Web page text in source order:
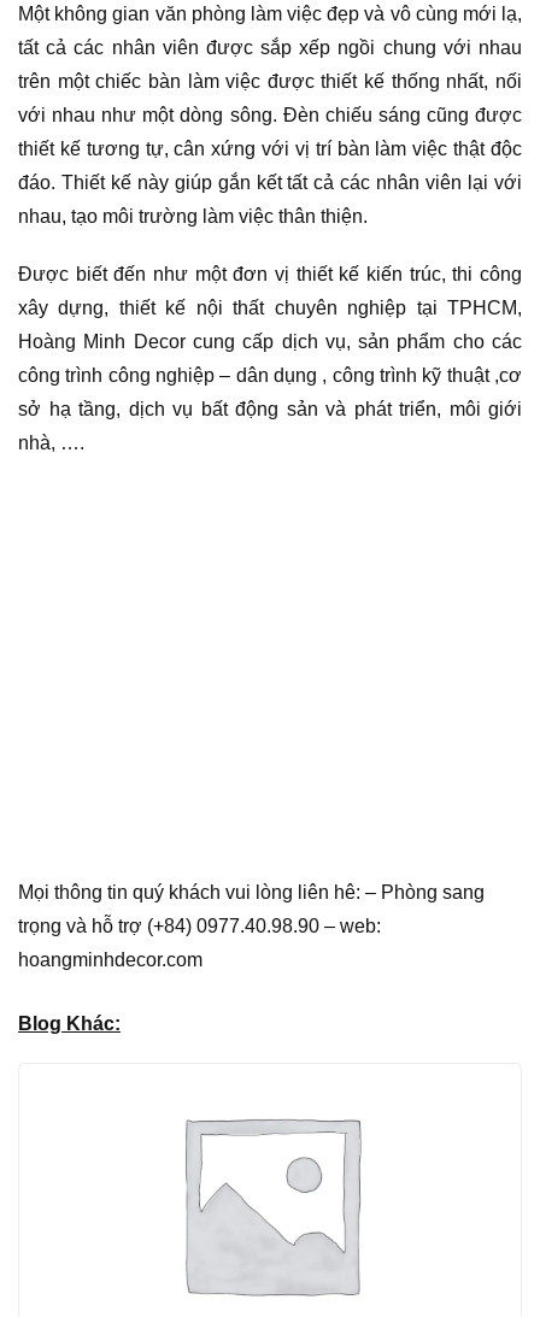
Một không gian văn phòng làm việc đẹp và vô cùng mới lạ,
tất cả các nhân viên được sắp xếp ngồi chung với nhau
trên một chiếc bàn làm việc được thiết kế thống nhất, nối
với nhau như một dòng sông. Đèn chiếu sáng cũng được
thiết kế tương tự, cân xứng với vị trí bàn làm việc thật độc
đáo. Thiết kế này giúp gắn kết tất cả các nhân viên lại với
nhau, tạo môi trường làm việc thân thiện.
Được biết đến như một đơn vị thiết kế kiến trúc, thi công
xây dựng, thiết kế nội thất chuyên nghiệp tại TPHCM,
Hoàng Minh Decor cung cấp dịch vụ, sản phẩm cho các
công trình công nghiệp – dân dụng , công trình kỹ thuật ,cơ
sở hạ tầng, dịch vụ bất động sản và phát triển, môi giới
nhà, ….
Mọi thông tin quý khách vui lòng liên hê: – Phòng sang
trọng và hỗ trợ (+84) 0977.40.98.90 – web:
hoangminhdecor.com
Blog Khác: